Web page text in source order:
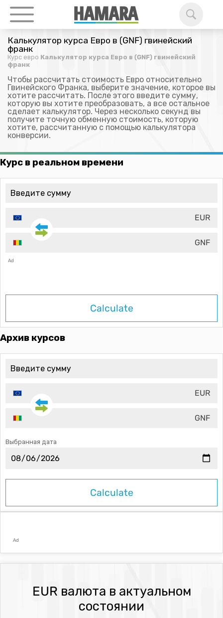
Калькулятор курса Евро в (GNF) гвинейский
франк
Курс евро Калькулятор курса Евро в (GNF) гвинейский
франк
Чтобы рассчитать стоимость Евро относительно
Гвинейского Франка, выберите значение, которое вы
хотите рассчитать. После этого введите сумму,
которую вы хотите преобразовать, а все остальное
сделает калькулятор. Через несколько секунд вы
получите точную обменную стоимость, которую
хотите, рассчитанную с помощью калькулятора
конверсии.
Курс в реальном времени
EUR
GNF
Ad
Calculate
Архив курсов
EUR
GNF
Выбранная дата
Ad
EUR валюта в актуальном
состоянии